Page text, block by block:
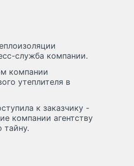
служба компании.
компании
утеплителя в
к заказчику -
компании агентству
тайну.